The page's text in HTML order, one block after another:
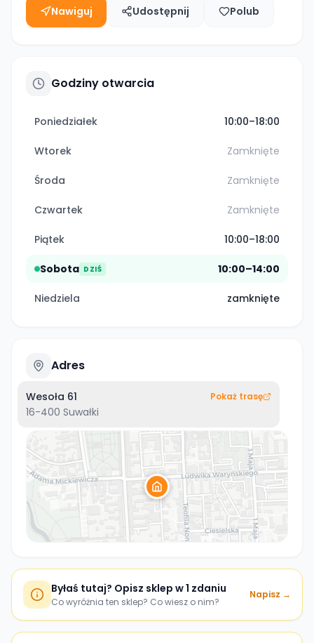
Nawiguj Udostępnij Polub
Godziny otwarcia
Poniedziałek 10:00–18:00
Wtorek Zamknięte
Środa Zamknięte
Czwartek Zamknięte
Piątek 10:00–18:00
Sobota DZIŚ 10:00–14:00
Niedziela zamknięte
Adres
Wesoła 61
16-400 Suwałki
Pokaż trasę
Byłaś tutaj? Opisz sklep w 1 zdaniu
Co wyróżnia ten sklep? Co wiesz o nim?
Napisz →